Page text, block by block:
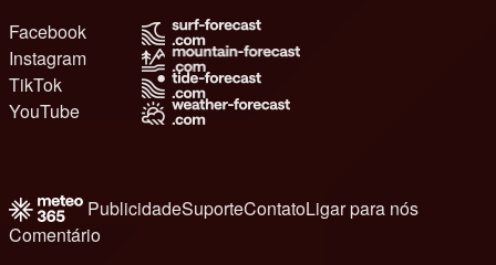
Facebook
Instagram
TikTok
YouTube
PublicidadeSuporteContatoLigar para nós
Comentário